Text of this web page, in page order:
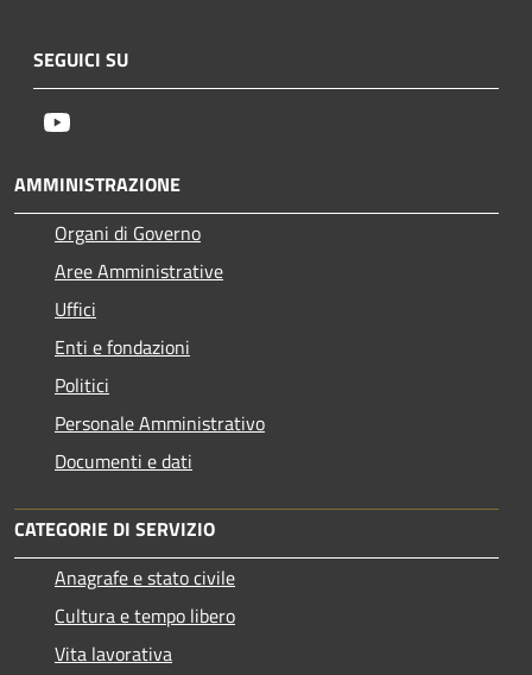
SEGUICI SU
AMMINISTRAZIONE
Organi di Governo
Aree Amministrative
Uffici
Enti e fondazioni
Politici
Personale Amministrativo
Documenti e dati
CATEGORIE DI SERVIZIO
Anagrafe e stato civile
Cultura e tempo libero
Vita lavorativa